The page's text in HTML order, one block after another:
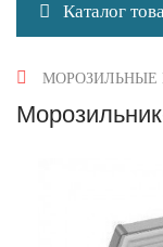
Каталог
МОРОЗИЛЬНЫЕ